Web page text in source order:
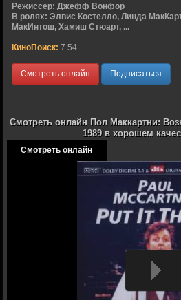
Режиссер: Джефф Вонфор
В ролях: Элвис Костелло, Линда
МакИнтош, Хамиш Стюарт, ...
КиноПоиск: 7.54
Смотреть онлайн Подписаться
Смотреть онлайн Пол Маккартни:
1989 в хорошем
Смотреть онлайн